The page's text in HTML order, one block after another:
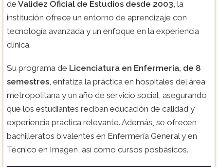
de Validez Oficial de Estudios desde 2003 , la
institución ofrece un entorno de aprendizaje con
tecnología avanzada y un enfoque en la experiencia
clínica​.
Su programa de Licenciatura en Enfermería, de 8
semestres , enfatiza la práctica en hospitales del área
metropolitana y un año de servicio social, asegurando
que los estudiantes reciban educación de calidad y
experiencia práctica relevante. Además, se ofrecen
bachilleratos bivalentes en Enfermería General y en
Técnico en Imagen, así como cursos posbásicos.